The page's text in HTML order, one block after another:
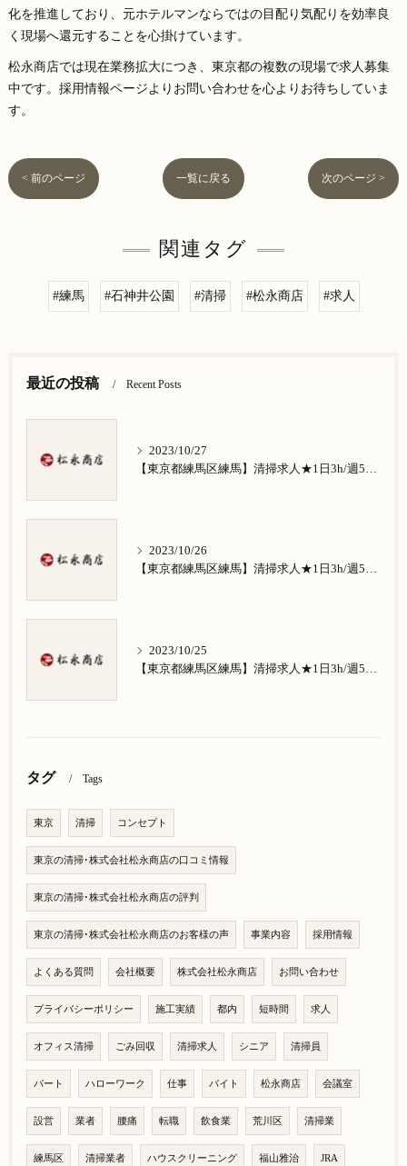
化を推進しており、元ホテルマンならではの目配り気配りを効率良
く現場へ還元することを心掛けています。
松永商店では現在業務拡大につき、東京都の複数の現場で求人募集
中です。採用情報ページよりお問い合わせを心よりお待ちしていま
す。
< 前のページ 一覧に戻る 次のページ >
関連タグ
#練馬 #石神井公園 #清掃 #松永商店 #求人
最近の投稿 Recent Posts
2023/10/27
【東京都練馬区練馬】清掃求人★1日3h/週5日/祝日お休み★谷原在住の方歓迎
2023/10/26
【東京都練馬区練馬】清掃求人★1日3h/週5日/祝日お休み★南田中在住の方歓迎
2023/10/25
【東京都練馬区練馬】清掃求人★1日3h/週5日/祝日お休み★南大泉在住の方歓迎
タグ Tags
東京 清掃 コンセプト
東京の清掃･株式会社松永商店の口コミ情報
東京の清掃･株式会社松永商店の評判
東京の清掃･株式会社松永商店のお客様の声 事業内容 採用情報
よくある質問 会社概要 株式会社松永商店 お問い合わせ
プライバシーポリシー 施工実績 都内 短時間 求人
オフィス清掃 ごみ回収 清掃求人 シニア 清掃員
パート ハローワーク 仕事 バイト 松永商店 会議室
設営 業者 腰痛 転職 飲食業 荒川区 清掃業
練馬区 清掃業者 ハウスクリーニング 福山雅治 JRA